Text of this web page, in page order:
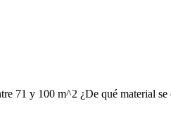
71 y 100 m^2 ¿De qué material se